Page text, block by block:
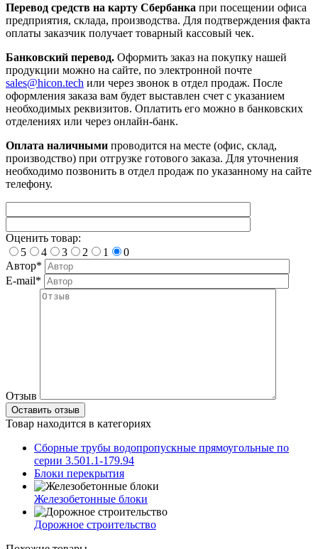
Перевод средств на карту Сбербанка при посещении офиса
предприятия, склада, производства. Для подтверждения факта
оплаты заказчик получает товарный кассовый чек.
Банковский перевод. Оформить заказ на покупку нашей
продукции можно на сайте, по электронной почте
sales@hicon.tech или через звонок в отдел продаж. После
оформления заказа вам будет выставлен счет с указанием
необходимых реквизитов. Оплатить его можно в банковских
отделениях или через онлайн-банк.
Оплата наличными проводится на месте (офис, склад,
производство) при отгрузке готового заказа. Для уточнения
необходимо позвонить в отдел продаж по указанному на сайте
телефону.
Оценить товар:
5
4 3 2 1
0
Автор*
E-mail*
Отзыв
Товар находится в категориях
Сборные трубы водопропускные прямоугольные по
серии 3.501.1-179.94
Блоки перекрытия
Железобетонные блоки
Дорожное строительство